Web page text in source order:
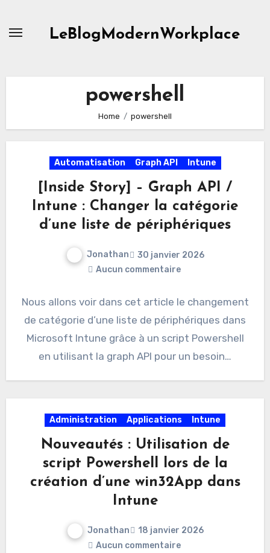
LeBlogModernWorkplace
powershell
Home powershell
Automatisation Graph API Intune
[Inside Story] – Graph API /
Intune : Changer la catégorie
d’une liste de périphériques
Jonathan
30 janvier 2026
Aucun commentaire
Nous allons voir dans cet article le changement
de catégorie d’une liste de périphériques dans
Microsoft Intune grâce à un script Powershell
en utilisant la graph API pour un besoin…
Administration Applications Intune
Nouveautés : Utilisation de
script Powershell lors de la
création d’une win32App dans
Intune
Jonathan
18 janvier 2026
Aucun commentaire